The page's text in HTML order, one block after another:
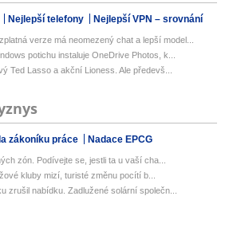
Nejlepší telefony Nejlepší VPN – srovnání
verze má neomezený chat a lepší model...
potichu instaluje OneDrive Photos, k...
Ted Lasso a akční Lioness. Ale předevš...
zákoníku práce Nadace EPCG
zón. Podívejte se, jestli ta u vaší cha...
kluby mizí, turisté změnu pocítí b...
zrušil nabídku. Zadlužené solární společn...